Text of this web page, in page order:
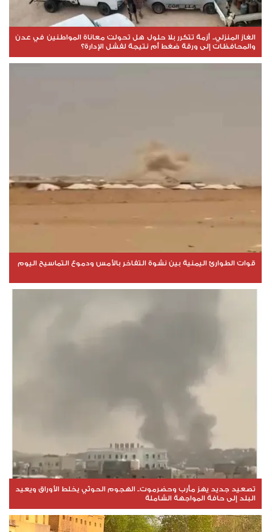
الغاز المنزلي.. أزمة تتكرر بلا حلول هل تحولت معاناة المواطنين في عدن
والمحافظات إلى ورقة ضغط أم نتيجة لفشل الإدارة؟
قوات الطوارئ اليمنية بين نشوة التفاخر بالأمس ودموع التماسيح اليوم
تصعيد جديد يهز مأرب وحضرموت.. الهجوم الحوثي يخلط الأوراق ويعيد
البلد إلى حافة المواجهة الشاملة